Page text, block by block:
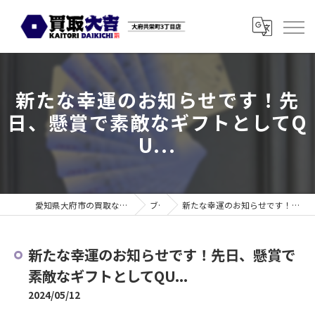
新たな幸運のお知らせです！先
日、懸賞で素敵なギフトとしてQ
U...
愛知県大府市の買取なら買取大吉 大府共栄町3丁目店 ブログ 新たな幸運のお知らせです！先日、懸賞で素敵なギフトとしてQU...
新たな幸運のお知らせです！先日、懸賞で
素敵なギフトとしてQU...
2024/05/12